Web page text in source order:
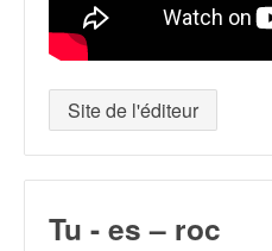
Site de l'éditeur
Tu - es – roc